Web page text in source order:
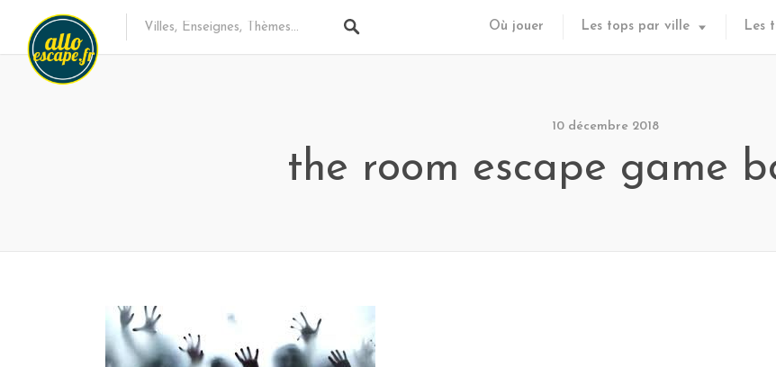
Où jouer Les tops par ville Les
10 décembre 2018
the room escape game